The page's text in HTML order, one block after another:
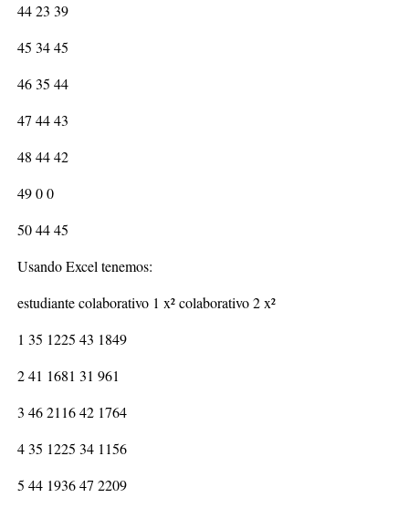
44 23 39
45 34 45
46 35 44
47 44 43
48 44 42
49 0 0
50 44 45
Usando Excel tenemos:
estudiante colaborativo 1 x² colaborativo 2 x²
1 35 1225 43 1849
2 41 1681 31 961
3 46 2116 42 1764
4 35 1225 34 1156
5 44 1936 47 2209